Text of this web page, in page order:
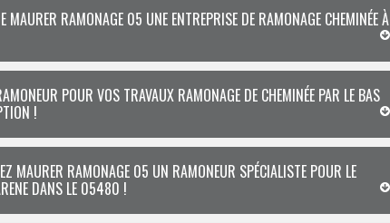
MAURER RAMONAGE 05 UNE ENTREPRISE DE RAMONAGE CHEMINÉE À
POUR VOS TRAVAUX RAMONAGE DE CHEMINÉE PAR LE BAS
!
MAURER RAMONAGE 05 UN RAMONEUR SPÉCIALISTE POUR LE
DANS LE 05480 !